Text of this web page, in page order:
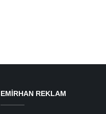
EMIRHAN REKLAM